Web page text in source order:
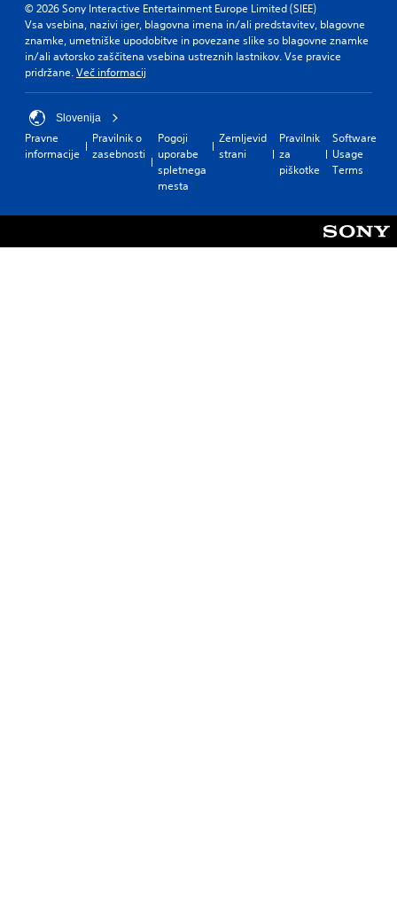
© 2026 Sony Interactive Entertainment Europe Limited (SIEE)
Vsa vsebina, nazivi iger, blagovna imena in/ali predstavitev, blagovne
znamke, umetniške upodobitve in povezane slike so blagovne znamke
in/ali avtorsko zaščitena vsebina ustreznih lastnikov. Vse pravice
pridržane.Več informacij
Slovenija
Pravne
informacije
Pravilnik o
zasebnosti
Pogoji
uporabe
spletnega
mesta
Zemljevid
strani
Pravilnik
za
piškotke
Software
Usage
Terms